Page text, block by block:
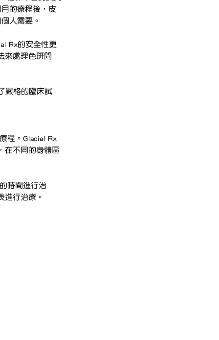
的療程後，皮
人需要。
Rx的安全性更
來處理色斑問
嚴格的臨床試
程。Glacial Rx
在不同的身體區
時間進行治
進行治療。